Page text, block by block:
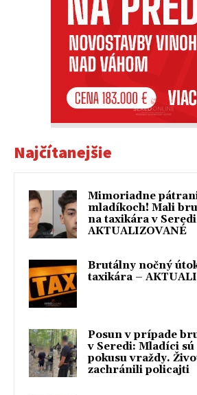
Najčítanejšie
Mimoriadne
mladíkoch! Mali
na taxikára v
AKTUALIZOVANÉ
Brutálny nočný
taxikára –
Posun v prípade
v Seredi: Mladíci
pokusu vraždy.
zachránili policajti